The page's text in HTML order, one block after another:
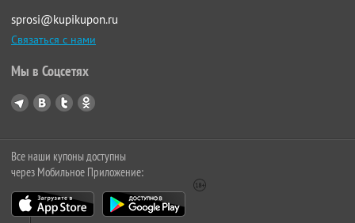
sprosi@kupikupon.ru
Связаться с нами
Мы в Соцсетях
Все наши купоны доступны
через Мобильное Приложение: